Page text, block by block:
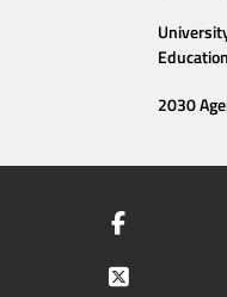
2030